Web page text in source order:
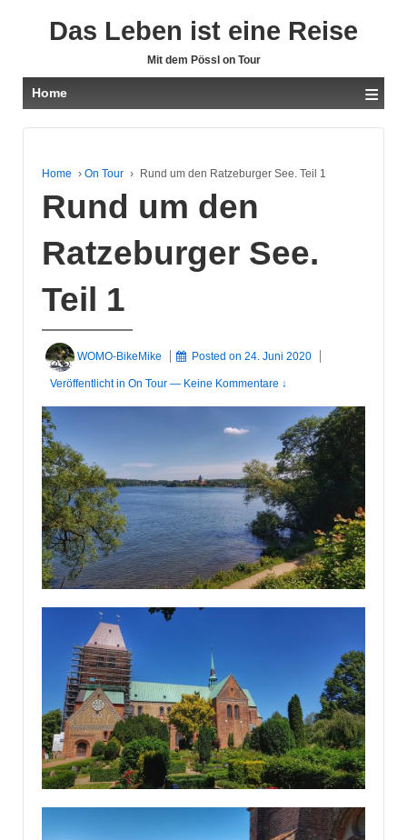
Das Leben ist eine Reise
Mit dem Pössl on Tour
Home ≡
Home › On Tour › Rund um den Ratzeburger See. Teil 1
Rund um den
Ratzeburger See.
Teil 1
WOMO-BikeMike Posted on24. Juni 2020
Veröffentlicht in On Tour — Keine Kommentare ↓